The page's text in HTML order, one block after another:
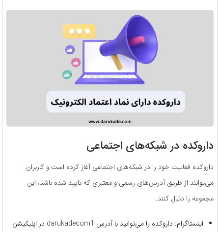
داروکده در شبکه‌های اجتماعی
داروکده فعالیت خود را در شبکه‌های اجتماعی آغاز کرده است و کاربران
می‌توانند از طریق آدرس‌های رسمی و معتبری که تایید شده باشد، این
مجموعه را دنبال کنند.
اینستاگرام: داروکده را می‌توانید با آدرس darukadecom1 در اپلیکیشن